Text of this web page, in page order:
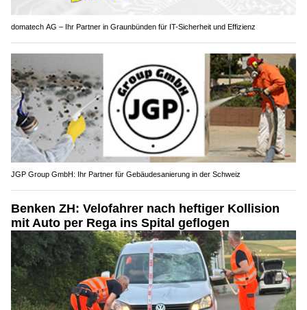
domatech AG – Ihr Partner in Graunbünden für IT-Sicherheit und Effizienz
JGP Group GmbH: Ihr Partner für Gebäudesanierung in der Schweiz
Benken ZH: Velofahrer nach heftiger Kollision
mit Auto per Rega ins Spital geflogen